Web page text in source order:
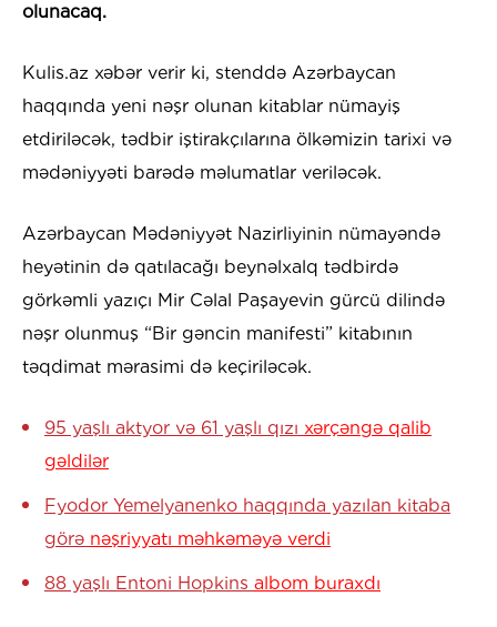
olunacaq.
Kulis.az xəbər verir ki, stenddə Azərbaycan
haqqında yeni nəşr olunan kitablar nümayiş
etdiriləcək, tədbir iştirakçılarına ölkəmizin tarixi və
mədəniyyəti barədə məlumatlar veriləcək.
Azərbaycan Mədəniyyət Nazirliyinin nümayəndə
heyətinin də qatılacağı beynəlxalq tədbirdə
görkəmli yazıçı Mir Cəlal Paşayevin gürcü dilində
nəşr olunmuş “Bir gəncin manifesti” kitabının
təqdimat mərasimi də keçiriləcək.
95 yaşlı aktyor və 61 yaşlı qızı xərçəngə qalib
gəldilər
Fyodor Yemelyanenko haqqında yazılan kitaba
görə nəşriyyatı məhkəməyə verdi
88 yaşlı Entoni Hopkins albom buraxdı